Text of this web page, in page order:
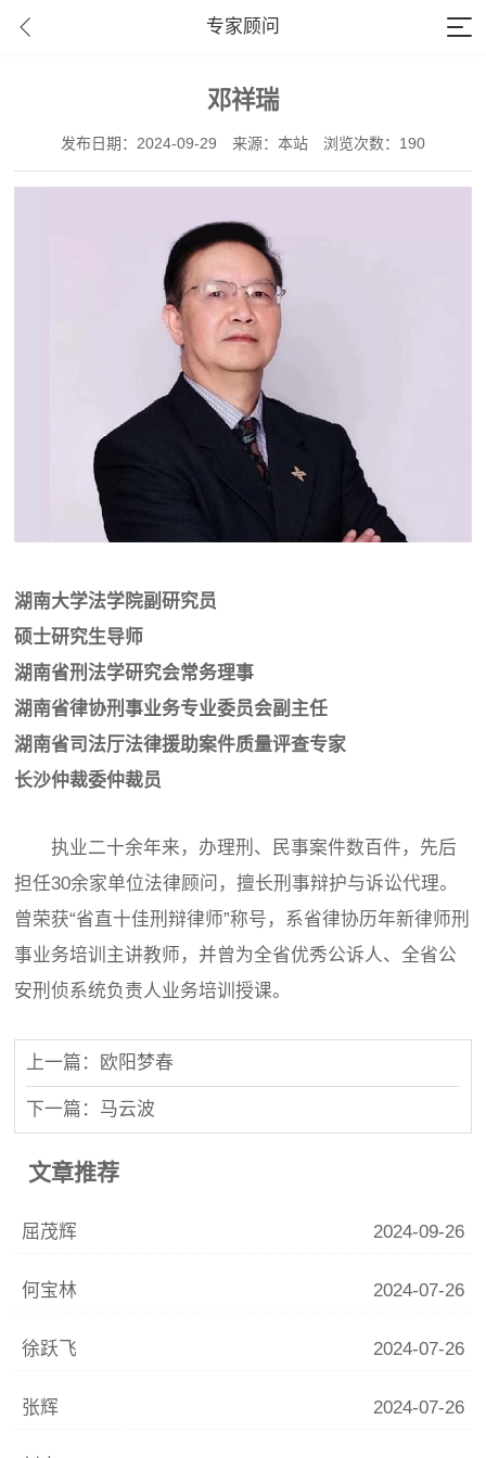
专家顾问
邓祥瑞
发布日期：2024-09-29 来源：本站 浏览次数：190
湖南大学法学院副研究员
硕士研究生导师
湖南省刑法学研究会常务理事
湖南省律协刑事业务专业委员会副主任
湖南省司法厅法律援助案件质量评查专家
长沙仲裁委仲裁员
执业二十余年来，办理刑、民事案件数百件，先后
担任30余家单位法律顾问，擅长刑事辩护与诉讼代理。
曾荣获“省直十佳刑辩律师”称号，系省律协历年新律师刑
事业务培训主讲教师，并曾为全省优秀公诉人、全省公
安刑侦系统负责人业务培训授课。
上一篇：欧阳梦春
下一篇：马云波
文章推荐
屈茂辉 2024-09-26
何宝林 2024-07-26
徐跃飞 2024-07-26
张辉 2024-07-26